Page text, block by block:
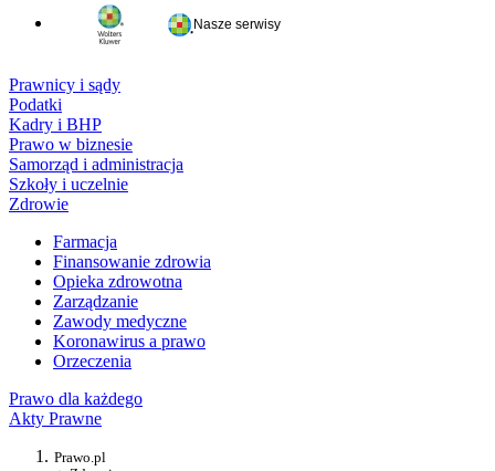
Nasze serwisy
Prawnicy i sądy
Podatki
Kadry i BHP
Prawo w biznesie
Samorząd i administracja
Szkoły i uczelnie
Zdrowie
Farmacja
Finansowanie zdrowia
Opieka zdrowotna
Zarządzanie
Zawody medyczne
Koronawirus a prawo
Orzeczenia
Prawo dla każdego
Akty Prawne
Prawo.pl